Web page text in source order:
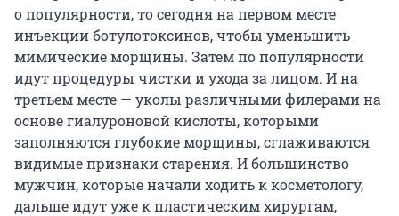
о популярности, то сегодня на первом месте
инъекции ботулотоксинов, чтобы уменьшить
мимические морщины. Затем по популярности
идут процедуры чистки и ухода за лицом. И на
третьем месте — уколы различными филерами на
основе гиалуроновой кислоты, которыми
заполняются глубокие морщины, сглаживаются
видимые признаки старения. И большинство
мужчин, которые начали ходить к косметологу,
дальше идут уже к пластическим хирургам,